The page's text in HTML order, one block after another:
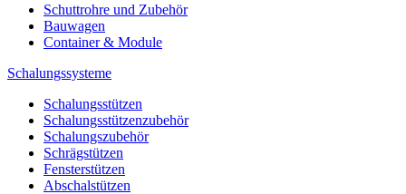
Schuttrohre und Zubehör
Bauwagen
Container & Module
Schalungssysteme
Schalungsstützen
Schalungsstützenzubehör
Schalungszubehör
Schrägstützen
Fensterstützen
Abschalstützen